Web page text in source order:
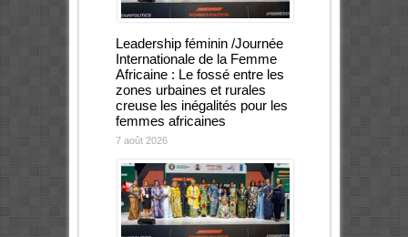
Leadership féminin /Journée
Internationale de la Femme
Africaine : Le fossé entre les
zones urbaines et rurales
creuse les inégalités pour les
femmes africaines
7 août 2026